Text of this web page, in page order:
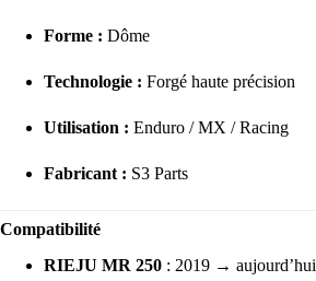
Forme : Dôme
Technologie : Forgé haute précision
Utilisation : Enduro / MX / Racing
Fabricant : S3 Parts
Compatibilité
RIEJU MR 250 : 2019 → aujourd’hui